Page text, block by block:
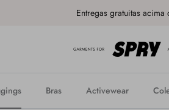
Entregas gratuitas acima
Bras Activewear